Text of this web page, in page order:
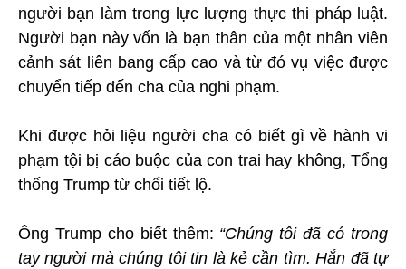
người bạn làm trong lực lượng thực thi pháp luật.
Người bạn này vốn là bạn thân của một nhân viên
cảnh sát liên bang cấp cao và từ đó vụ việc được
chuyển tiếp đến cha của nghi phạm.
Khi được hỏi liệu người cha có biết gì về hành vi
phạm tội bị cáo buộc của con trai hay không, Tổng
thống Trump từ chối tiết lộ.
Ông Trump cho biết thêm: “Chúng tôi đã có trong
tay người mà chúng tôi tin là kẻ cần tìm. Hắn đã tự